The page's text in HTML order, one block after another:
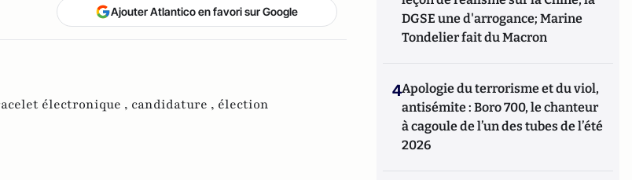
Ajouter Atlantico en favori sur Google
électronique , candidature , élection
DGSE une d'arrogance; Marine
Tondelier fait du Macron
4Apologie du terrorisme et du viol,
antisémite : Boro 700, le chanteur
à cagoule de l’un des tubes de l’été
2026